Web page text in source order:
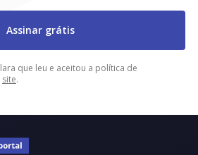
Assinar grátis
que leu e aceitou a política de
site.